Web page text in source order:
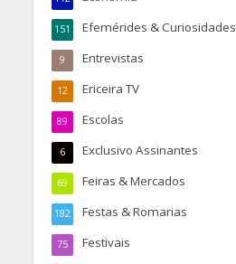
Efemérides & Curiosidades
151
Entrevistas
9
Ericeira TV
12
Escolas
89
Exclusivo Assinantes
6
Feiras & Mercados
69
Festas & Romarias
182
Festivais
75